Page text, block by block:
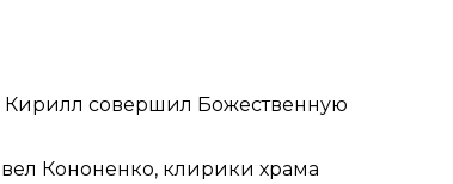
Кирилл совершил Божественную
Кононенко, клирики храма